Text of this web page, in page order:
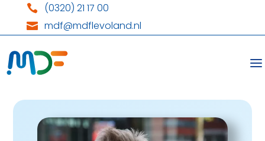
 (0320) 21 17 00
 mdf@mdflevoland.nl